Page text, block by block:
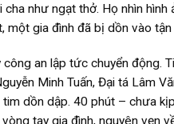
như ngạt thở. Họ nhìn
một gia đình đã bị dồn vào
an lập tức chuyển động.
Minh Tuấn, Đại tá Lâm
dồn dập. 40 phút – chưa
tay gia đình, nguyên vẹn